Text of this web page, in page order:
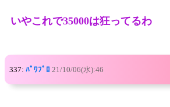
いやこれで35000は狂ってるわ
337: ﾊﾟﾜﾌﾟﾛ 21/10/06(水):46